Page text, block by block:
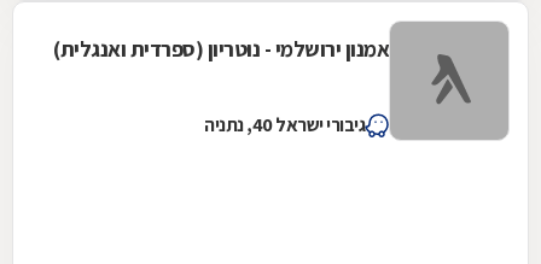
אמנון ירושלמי - נוטריון (ספרדית ואנגלית)
גיבורי ישראל 40, נתניה